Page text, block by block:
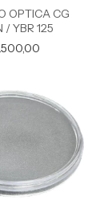
OPTICA CG
/ YBR 125